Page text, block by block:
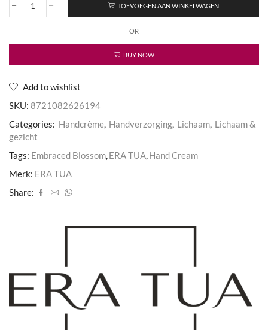
Embraced
Hand
aantal
TOEVOEGEN AAN WINKELWAGEN
OR
BUY NOW
Add to wishlist
SKU: 8721082626194
Categories: Handcrème, Handverzorging, Lichaam, Lichaam &
gezicht
Tags: Embraced Blossom,ERA TUA,Hand Cream
Merk: ERA TUA
Share: